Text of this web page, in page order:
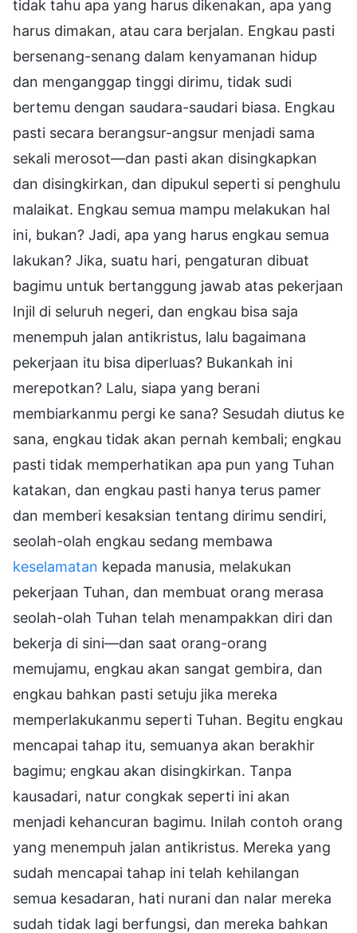
tidak tahu apa yang harus dikenakan, apa yang
harus dimakan, atau cara berjalan. Engkau pasti
bersenang-senang dalam kenyamanan hidup
dan menganggap tinggi dirimu, tidak sudi
bertemu dengan saudara-saudari biasa. Engkau
pasti secara berangsur-angsur menjadi sama
sekali merosot—dan pasti akan disingkapkan
dan disingkirkan, dan dipukul seperti si penghulu
malaikat. Engkau semua mampu melakukan hal
ini, bukan? Jadi, apa yang harus engkau semua
lakukan? Jika, suatu hari, pengaturan dibuat
bagimu untuk bertanggung jawab atas pekerjaan
Injil di seluruh negeri, dan engkau bisa saja
menempuh jalan antikristus, lalu bagaimana
pekerjaan itu bisa diperluas? Bukankah ini
merepotkan? Lalu, siapa yang berani
membiarkanmu pergi ke sana? Sesudah diutus ke
sana, engkau tidak akan pernah kembali; engkau
pasti tidak memperhatikan apa pun yang Tuhan
katakan, dan engkau pasti hanya terus pamer
dan memberi kesaksian tentang dirimu sendiri,
seolah-olah engkau sedang membawa
keselamatan kepada manusia, melakukan
pekerjaan Tuhan, dan membuat orang merasa
seolah-olah Tuhan telah menampakkan diri dan
bekerja di sini—dan saat orang-orang
memujamu, engkau akan sangat gembira, dan
engkau bahkan pasti setuju jika mereka
memperlakukanmu seperti Tuhan. Begitu engkau
mencapai tahap itu, semuanya akan berakhir
bagimu; engkau akan disingkirkan. Tanpa
kausadari, natur congkak seperti ini akan
menjadi kehancuran bagimu. Inilah contoh orang
yang menempuh jalan antikristus. Mereka yang
sudah mencapai tahap ini telah kehilangan
semua kesadaran, hati nurani dan nalar mereka
sudah tidak lagi berfungsi, dan mereka bahkan